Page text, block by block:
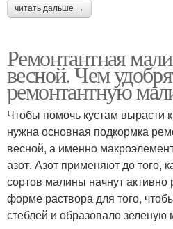
читать дальше →
Ремонтантная
весной. Чем
ремонтантную
Чтобы помочь кустам вырасти
нужна основная подкормка
весной, а именно
азот. Азот применяют до того,
сортов малины начнут
форме раствора для того,
стеблей и образовало зеленую